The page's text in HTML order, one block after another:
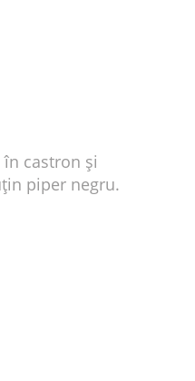
castron și
piper negru.